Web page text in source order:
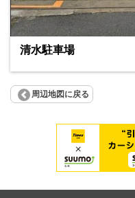
清水駐車場
周辺地図に戻る